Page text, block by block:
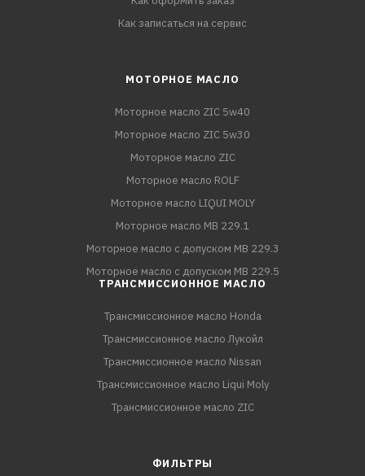
Как записаться на сервис
МОТОРНОЕ МАСЛО
Моторное масло ZIC 5w40
Моторное масло ZIC 5w30
Моторное масло ZIC
Моторное масло ROLF
Моторное масло LIQUI MOLY
Моторное масло MB 229.1
Моторное масло с допуском MB 229.3
Моторное масло с допуском MB 229.5
ТРАНСМИССИОННОЕ МАСЛО
Трансмиссионное масло Honda
Трансмиссионное масло Лукойл
Трансмиссионное масло Nissan
Трансмиссионное масло Liqui Moly
Трансмиссионное масло ZIC
ФИЛЬТРЫ